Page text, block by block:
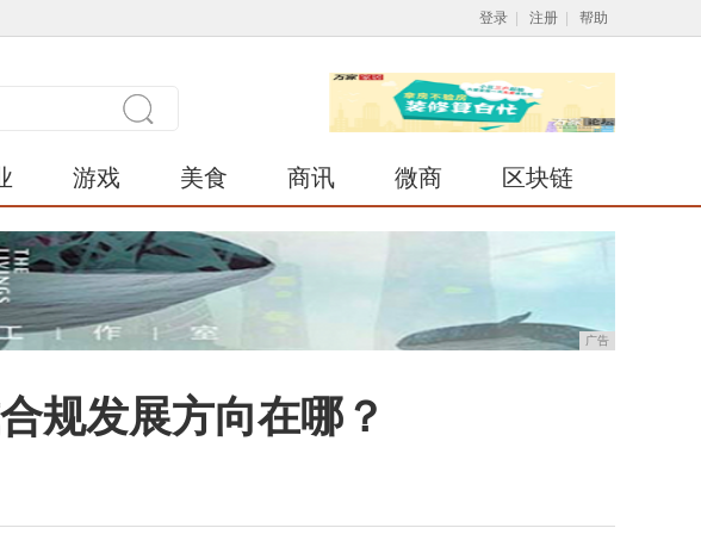
登录 注册 帮助
游戏 美食 商讯 微商 区块链
广告
规发展方向在哪？